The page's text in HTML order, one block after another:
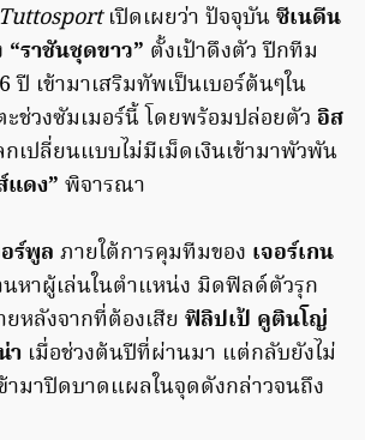
Tuttosportเปิดเผยว่า ปัจจุบันซีเนดีน
“ราชันชุดขาว” ตั้งเป้าดึงตัว ปีกทีม
ปี เข้ามาเสริมทัพเป็นเบอร์ต้นๆใน
ช่วงซัมเมอร์นี้ โดยพร้อมปล่อยตัว อิส
เปลี่ยนแบบไม่มีเม็ดเงินเข้ามาพัวพัน
แดง” พิจารณา
ร์พูล ภายใต้การคุมทีมของ เจอร์เกน
นหาผู้เล่นในตำแหน่ง มิดฟิลด์ตัวรุก
หลังจากที่ต้องเสีย ฟิลิปเป้ คูตินโญ่
า เมื่อช่วงต้นปีที่ผ่านมา แต่กลับยังไม่
ามาปิดบาดแผลในจุดดังกล่าวจนถึง